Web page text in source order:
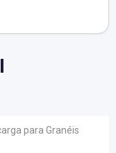
para Granéis